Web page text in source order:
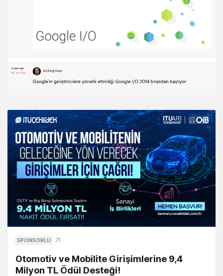
SPONSORLU
Otomotiv ve Mobilite Girişimlerine 9,4
Milyon TL Ödül Desteği!